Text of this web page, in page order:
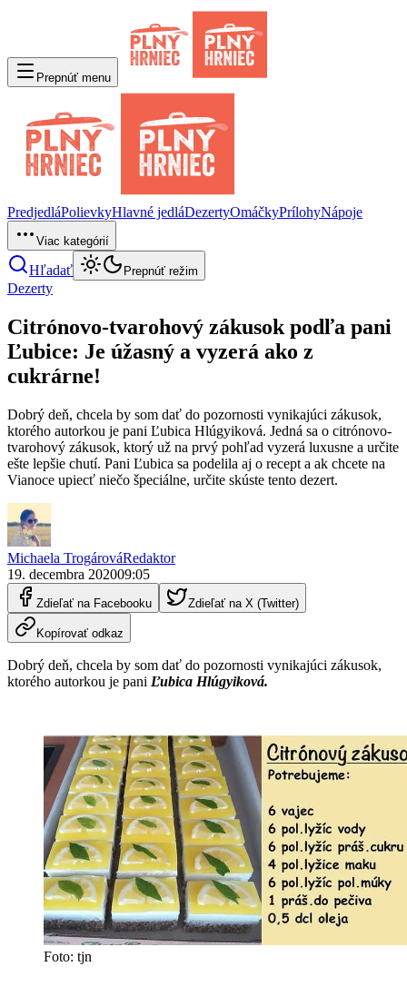
Prepnúť menu
PredjedláPolievkyHlavné jedláDezertyOmáčkyPrílohyNápoje
Viac kategórií
Hľadať Prepnúť režim
Dezerty
Citrónovo-tvarohový zákusok podľa pani
Ľubice: Je úžasný a vyzerá ako z
cukrárne!
Dobrý deň, chcela by som dať do pozornosti vynikajúci zákusok,
ktorého autorkou je pani Ľubica Hlúgyiková. Jedná sa o citrónovo-
tvarohový zákusok, ktorý už na prvý pohľad vyzerá luxusne a určite
ešte lepšie chutí. Pani Ľubica sa podelila aj o recept a ak chcete na
Vianoce upiecť niečo špeciálne, určite skúste tento dezert.
Michaela TrogárováRedaktor
19. decembra 202009:05
Zdieľať na Facebooku Zdieľať na X (Twitter)
Kopírovať odkaz
Dobrý deň, chcela by som dať do pozornosti vynikajúci zákusok,
ktorého autorkou je pani Ľubica Hlúgyiková.
Foto: tjn